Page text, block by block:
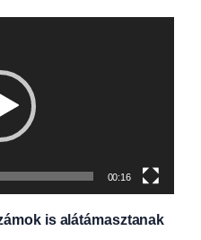
00:16
is alátámasztanak